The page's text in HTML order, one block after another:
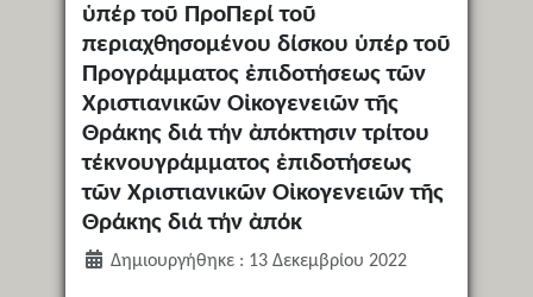
ὑπέρ τοῦ ΠροΠερί τοῦ
περιαχθησομένου δίσκου ὑπέρ τοῦ
Προγράμματος ἐπιδοτήσεως τῶν
Χριστιανικῶν Οἰκογενειῶν τῆς
Θράκης διά τήν ἀπόκτησιν τρίτου
τέκνουγράμματος ἐπιδοτήσεως
τῶν Χριστιανικῶν Οἰκογενειῶν τῆς
Θράκης διά τήν ἀπόκ
Δημιουργήθηκε : 13 Δεκεμβρίου 2022